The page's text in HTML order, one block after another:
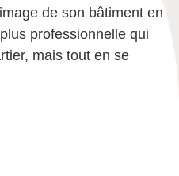
de son bâtiment en
professionnelle qui
mais tout en se